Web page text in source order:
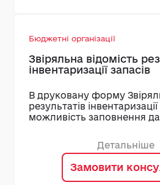
Бюджетні організації
Звіряльна відомість
інвентаризації запасів
В друковану форму
результатів
можливість заповнення
Замовити
Детальніше